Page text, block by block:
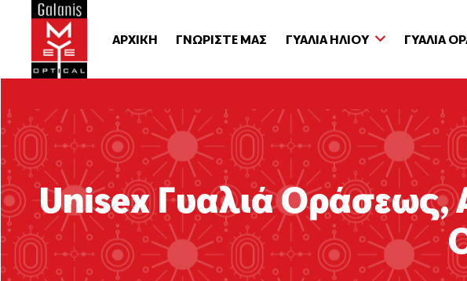
ΑΡΧΙΚΗ ΓΝΩΡΙΣΤΕ ΜΑΣ ΓΥΑΛΙΑ ΗΛΙΟΥ ΓΥΑΛΙΑ
Unisex Γυαλιά Οράσεως,